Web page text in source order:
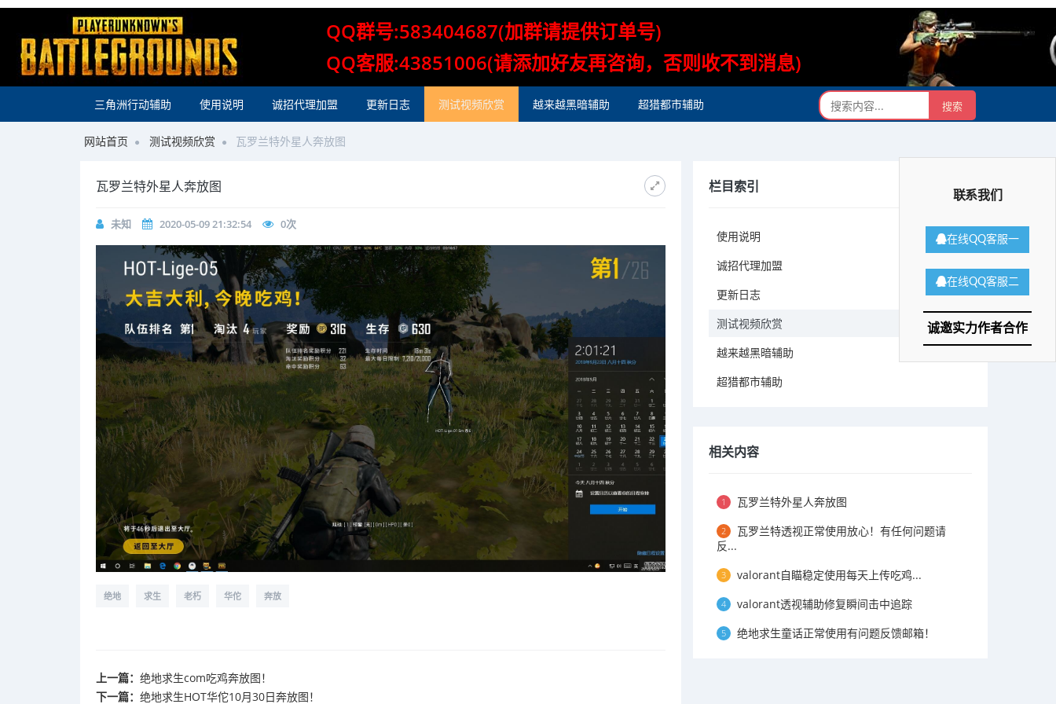
QQ群号:583404687(加群请提供订单号)
QQ客服:43851006(请添加好友再咨询，否则收不到消息)
三角洲行动辅助 使用说明 诚招代理加盟 更新日志 测试视频欣赏 越来越黑暗辅助 超猎都市辅助
联系我们
在线QQ客服一
在线QQ客服二
诚邀实力作者合作
网站首页 测试视频欣赏 瓦罗兰特外星人奔放图
瓦罗兰特外星人奔放图
未知 2020-05-09 21:32:54 0次
绝地 求生 老朽 华佗 奔放
上一篇： 绝地求生com吃鸡奔放图！
下一篇： 绝地求生HOT华佗10月30日奔放图！
栏目索引
使用说明
诚招代理加盟
更新日志
测试视频欣赏
越来越黑暗辅助
超猎都市辅助
相关内容
1 瓦罗兰特外星人奔放图
2
瓦罗兰特透视正常使用放心！有任何问题请
反...
3 valorant自瞄稳定使用每天上传吃鸡...
4 valorant透视辅助修复瞬间击中追踪
5 绝地求生童话正常使用有问题反馈邮箱！